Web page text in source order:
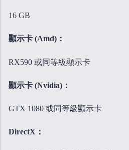
16 GB
顯示卡 (Amd)：
RX590 或同等級顯示卡
顯示卡 (Nvidia)：
GTX 1080 或同等級顯示卡
DirectX：